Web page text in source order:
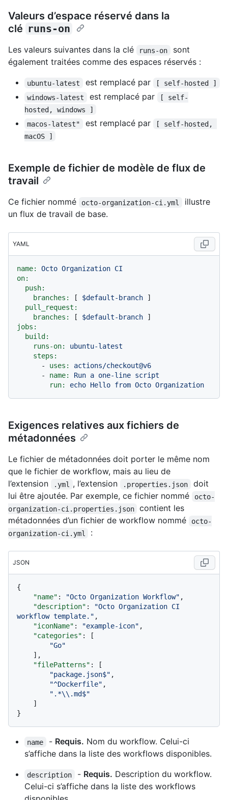
Valeurs d’espace réservé dans la
clé runs-on
Les valeurs suivantes dans la clé runs-on
sont
également traitées comme des espaces réservés :
ubuntu-latest est remplacé par
[ self-hosted ]
windows-latest
est remplacé par
[ self-
hosted, windows ]
macos-latest"
est remplacé par
[ self-hosted,
macOS ]
Exemple de fichier de modèle de flux de
travail
Ce fichier nommé octo-organization-ci.yml
illustre
un flux de travail de base.
YAML
name: Octo Organization CI
on:
push:
branches:
[ $default-branch ]
pull_request:
branches:
[ $default-branch
jobs:
build:
runs-on:
ubuntu-latest
steps:
-
uses:
actions/checkout@v6
-
name: Run a one-line script
run:
echo Hello from Octo Organization
Exigences relatives aux fichiers de
métadonnées
Le fichier de métadonnées doit porter le même nom
que le fichier de workflow, mais au lieu de
l’extension
.yml , l’extension .properties.json
doit
lui être ajoutée. Par exemple, ce fichier nommé
octo-
organization-ci.properties.json
contient les
métadonnées d’un fichier de workflow nommé
octo-
organization-ci.yml
:
JSON
{
"name" : "Octo Organization Workflow" ,
"description" :
"Octo Organization CI
workflow template." ,
"iconName" : "example-icon" ,
"categories" :
[
"Go"
] ,
"filePatterns" :
[
"package.json$" ,
"^Dockerfile" ,
".*\\.md$"
]
}
name - Requis. Nom du workflow. Celui-ci
s’affiche dans la liste des workflows disponibles.
description - Requis. Description du workflow.
Celui-ci s’affiche dans la liste des workflows